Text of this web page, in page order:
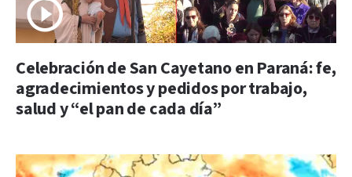
Celebración de San Cayetano en Paraná: fe,
agradecimientos y pedidos por trabajo,
salud y “el pan de cada día”